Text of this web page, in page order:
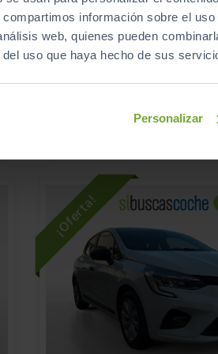
información sobre el
web, quienes pueden
uso que haya hecho de sus
Personalizar
€
€
RENAULT KADJAR
ZEN GPF TCE 103KW
115.500